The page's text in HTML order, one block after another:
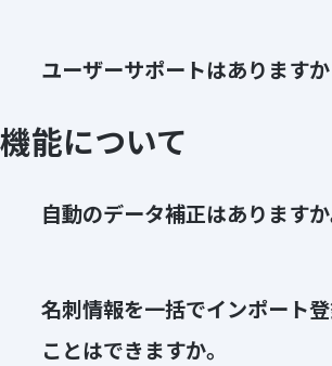
ユーザーサポートはありますか
機能について
自動のデータ補正はありますか
名刺情報を一括でインポート
ことはできますか。